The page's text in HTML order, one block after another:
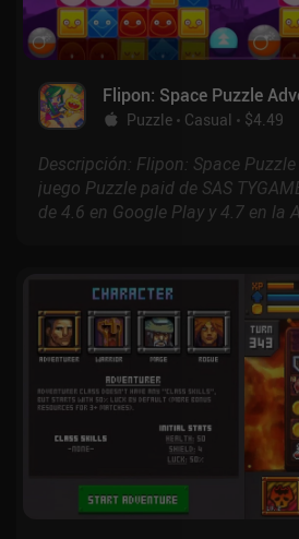
Flipon: Space Puzzle
Puzzle Casual $4.49
Descripción: Flipon: Space
juego Puzzle paid de SAS
de 4.6 en Google Play y 4.7 en la